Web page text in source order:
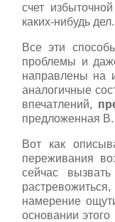
счет
каких-нибудь дел.
Все эти
проблемы и
направлены на
аналогичные
впечатлений,
предложенная
Вот как
переживания
сейчас
намерение
основании